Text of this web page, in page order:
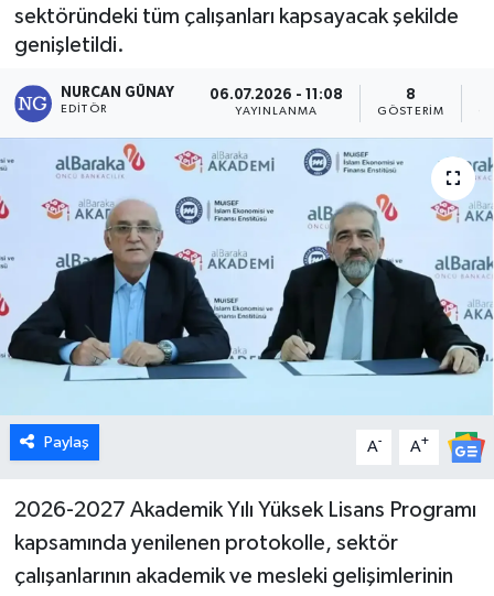
sektöründeki tüm çalışanları kapsayacak şekilde
genişletildi.
NURCAN GÜNAY
EDITÖR
06.07.2026 - 11:08
YAYINLANMA
8
GÖSTERIM
Paylaş A- A+
2026-2027 Akademik Yılı Yüksek Lisans Programı
kapsamında yenilenen protokolle, sektör
çalışanlarının akademik ve mesleki gelişimlerinin
Eğitim
Ekonomi
Emet
Foto Galeri
Gediz
Genel
Gündem
Hisarcık
Köşe Yazıları